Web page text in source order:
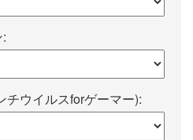
ウイルスforゲーマー):